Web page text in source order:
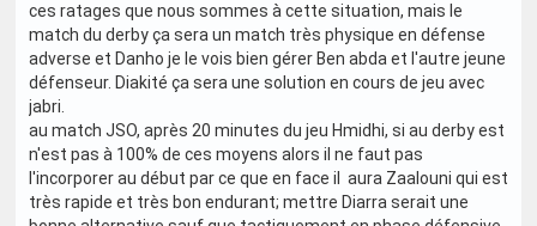
ces ratages que nous sommes à cette situation, mais le
match du derby ça sera un match très physique en défense
adverse et Danho je le vois bien gérer Ben abda et l'autre jeune
défenseur. Diakité ça sera une solution en cours de jeu avec
jabri.
au match JSO, après 20 minutes du jeu Hmidhi, si au derby est
n'est pas à 100% de ces moyens alors il ne faut pas
l'incorporer au début par ce que en face il aura Zaalouni qui est
très rapide et très bon endurant; mettre Diarra serait une